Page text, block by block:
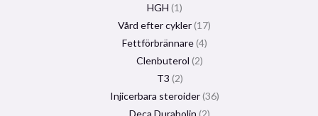
HGH 1
Vård efter cykler 17
Fettförbrännare 4
Clenbuterol 2
T3 2
Injicerbara steroider 36
Deca Durabolin 2